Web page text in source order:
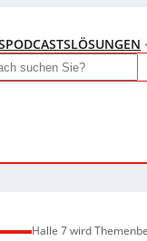
PODCASTSLÖSUNGEN
Halle 7 wird